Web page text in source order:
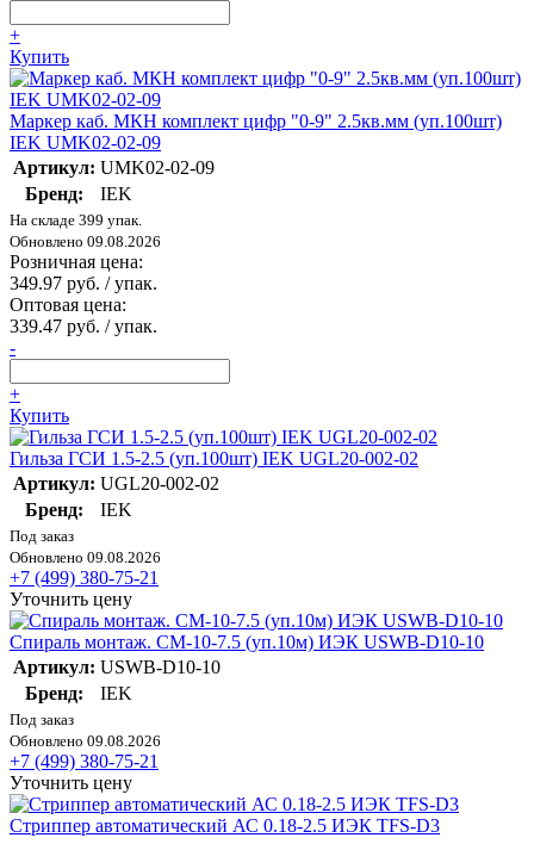
+
Купить
Маркер каб. МКН комплект цифр "0-9" 2.5кв.мм (уп.100шт)
IEK UMK02-02-09
Артикул: UMK02-02-09
Бренд:
IEK
На складе 399 упак.
Обновлено 09.08.2026
Розничная цена:
349.97 руб. / упак.
Оптовая цена:
339.47 руб. / упак.
-
+
Купить
Гильза ГСИ 1.5-2.5 (уп.100шт) IEK UGL20-002-02
Артикул: UGL20-002-02
Бренд:
IEK
Под заказ
Обновлено 09.08.2026
+7 (499) 380-75-21
Уточнить цену
Спираль монтаж. СМ-10-7.5 (уп.10м) ИЭК USWB-D10-10
Артикул: USWB-D10-10
Бренд:
IEK
Под заказ
Обновлено 09.08.2026
+7 (499) 380-75-21
Уточнить цену
Стриппер автоматический АС 0.18-2.5 ИЭК TFS-D3